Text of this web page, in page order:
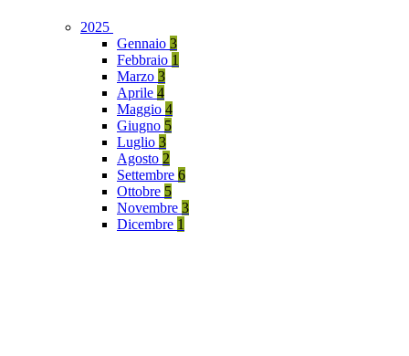
2025
Gennaio 3
Febbraio 1
Marzo 3
Aprile 4
Maggio 4
Giugno 5
Luglio 3
Agosto 2
Settembre 6
Ottobre 5
Novembre 3
Dicembre 1